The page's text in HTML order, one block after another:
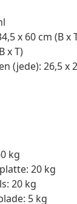
x 60 cm (B x
x T)
(jede): 26,5 x
kg
20 kg
20 kg
5 kg